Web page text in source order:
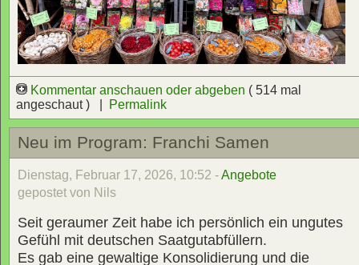
Kommentar anschauen oder abgeben ( 514 mal
angeschaut ) |
Permalink
Neu im Program: Franchi Samen
Dienstag, Februar 17, 2026, 10:52 -Angebote
gepostet von Nils
Seit geraumer Zeit habe ich persönlich ein ungutes
Gefühl mit deutschen Saatgutabfüllern.
Es gab eine gewaltige Konsolidierung und die